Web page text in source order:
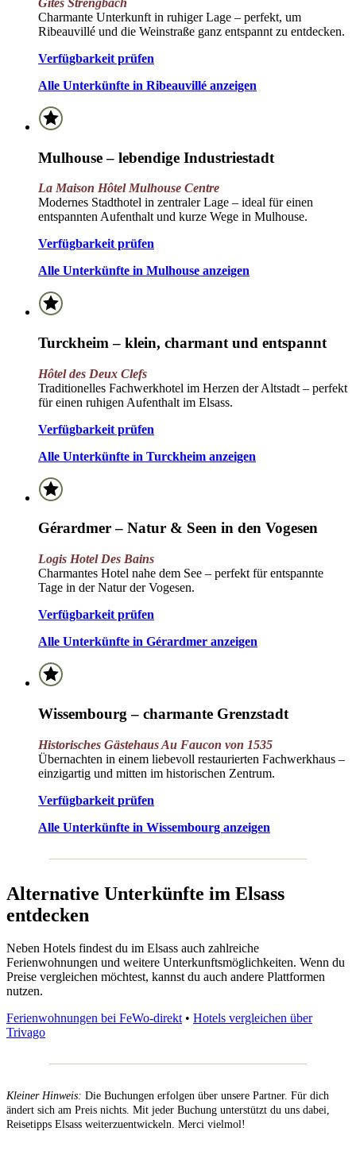
Charmante Unterkunft in ruhiger Lage – perfekt, um
Ribeauvillé und die Weinstraße ganz entspannt zu entdecken.
Verfügbarkeit prüfen
Alle Unterkünfte in Ribeauvillé anzeigen
Mulhouse – lebendige Industriestadt
La Maison Hôtel Mulhouse Centre
Modernes Stadthotel in zentraler Lage – ideal für einen
entspannten Aufenthalt und kurze Wege in Mulhouse.
Verfügbarkeit prüfen
Alle Unterkünfte in Mulhouse anzeigen
Turckheim – klein, charmant und entspannt
Hôtel des Deux Clefs
Traditionelles Fachwerkhotel im Herzen der Altstadt – perfekt
für einen ruhigen Aufenthalt im Elsass.
Verfügbarkeit prüfen
Alle Unterkünfte in Turckheim anzeigen
Gérardmer – Natur & Seen in den Vogesen
Logis Hotel Des Bains
Charmantes Hotel nahe dem See – perfekt für entspannte
Tage in der Natur der Vogesen.
Verfügbarkeit prüfen
Alle Unterkünfte in Gérardmer anzeigen
Wissembourg – charmante Grenzstadt
Historisches Gästehaus Au Faucon von 1535
Übernachten in einem liebevoll restaurierten Fachwerkhaus –
einzigartig und mitten im historischen Zentrum.
Verfügbarkeit prüfen
Alle Unterkünfte in Wissembourg anzeigen
Alternative Unterkünfte im Elsass
entdecken
Neben Hotels findest du im Elsass auch zahlreiche
Ferienwohnungen und weitere Unterkunftsmöglichkeiten. Wenn du
Preise vergleichen möchtest, kannst du auch andere Plattformen
nutzen.
Ferienwohnungen bei FeWo-direkt• Hotels vergleichen über
Trivago
Kleiner Hinweis: Die Buchungen erfolgen über unsere Partner. Für dich
ändert sich am Preis nichts. Mit jeder Buchung unterstützt du uns dabei,
Reisetipps Elsass weiterzuentwickeln. Merci vielmol!